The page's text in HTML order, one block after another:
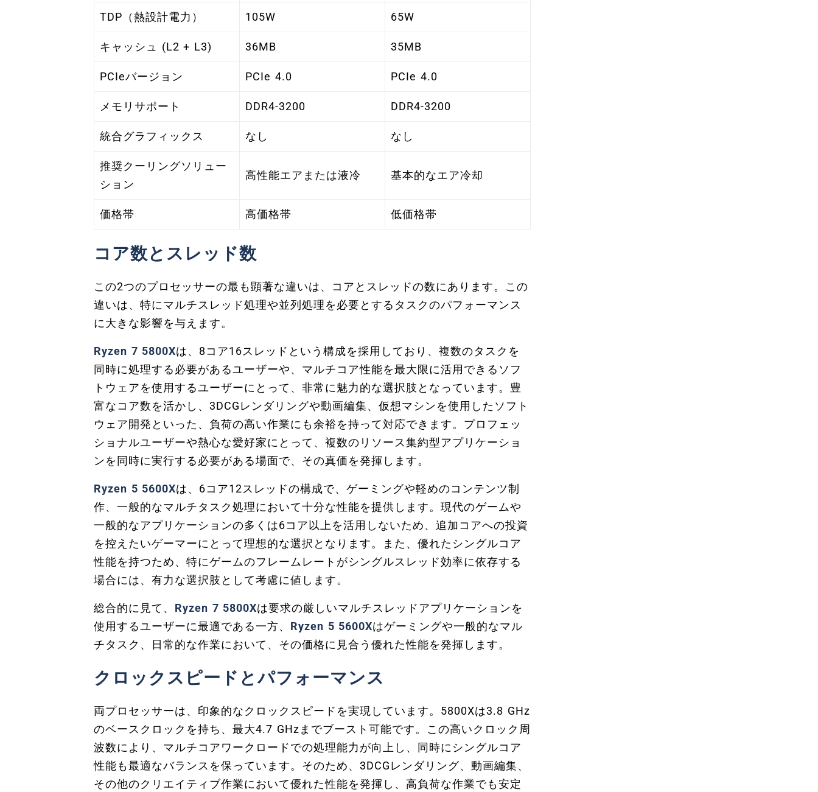
TDP（熱設計電力） 105W 65W
キャッシュ (L2 + L3) 36MB 35MB
PCIeバージョン PCIe 4.0 PCIe 4.0
メモリサポート DDR4-3200 DDR4-3200
統合グラフィックス なし なし
推奨クーリングソリュー
ション
高性能エアまたは液冷 基本的なエア冷却
価格帯 高価格帯 低価格帯
コア数とスレッド数
この2つのプロセッサーの最も顕著な違いは、コアとスレッドの数にあります。この
違いは、特にマルチスレッド処理や並列処理を必要とするタスクのパフォーマンス
に大きな影響を与えます。
Ryzen 7 5800Xは、8コア16スレッドという構成を採用しており、複数のタスクを
同時に処理する必要があるユーザーや、マルチコア性能を最大限に活用できるソフ
トウェアを使用するユーザーにとって、非常に魅力的な選択肢となっています。豊
富なコア数を活かし、3DCGレンダリングや動画編集、仮想マシンを使用したソフト
ウェア開発といった、負荷の高い作業にも余裕を持って対応できます。プロフェッ
ショナルユーザーや熱心な愛好家にとって、複数のリソース集約型アプリケーショ
ンを同時に実行する必要がある場面で、その真価を発揮します。
Ryzen 5 5600Xは、6コア12スレッドの構成で、ゲーミングや軽めのコンテンツ制
作、一般的なマルチタスク処理において十分な性能を提供します。現代のゲームや
一般的なアプリケーションの多くは6コア以上を活用しないため、追加コアへの投資
を控えたいゲーマーにとって理想的な選択となります。また、優れたシングルコア
性能を持つため、特にゲームのフレームレートがシングルスレッド効率に依存する
場合には、有力な選択肢として考慮に値します。
総合的に見て、 Ryzen 7 5800Xは要求の厳しいマルチスレッドアプリケーションを
使用するユーザーに最適である一方、 Ryzen 5 5600Xはゲーミングや一般的なマル
チタスク、日常的な作業において、その価格に見合う優れた性能を発揮します。
クロックスピードとパフォーマンス
両プロセッサーは、印象的なクロックスピードを実現しています。5800Xは3.8 GHz
のベースクロックを持ち、最大4.7 GHzまでブースト可能です。この高いクロック周
波数により、マルチコアワークロードでの処理能力が向上し、同時にシングルコア
性能も最適なバランスを保っています。そのため、3DCGレンダリング、動画編集、
その他のクリエイティブ作業において優れた性能を発揮し、高負荷な作業でも安定